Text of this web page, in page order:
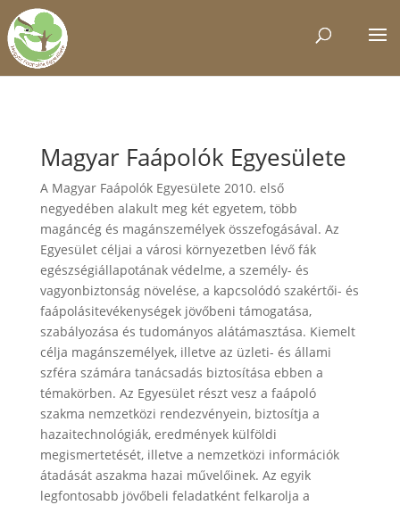
Magyar Faápolók Egyesülete
A Magyar Faápolók Egyesülete 2010. első
negyedében alakult meg két egyetem, több
magáncég és magánszemélyek összefogásával. Az
Egyesület céljai a városi környezetben lévő fák
egészségiállapotának védelme, a személy- és
vagyonbiztonság növelése, a kapcsolódó szakértői- és
faápolásitevékenységek jövőbeni támogatása,
szabályozása és tudományos alátámasztása. Kiemelt
célja magánszemélyek, illetve az üzleti- és állami
szféra számára tanácsadás biztosítása ebben a
témakörben. Az Egyesület részt vesz a faápoló
szakma nemzetközi rendezvényein, biztosítja a
hazaitechnológiák, eredmények külföldi
megismertetését, illetve a nemzetközi információk
átadását aszakma hazai művelőinek. Az egyik
legfontosabb jövőbeli feladatként felkarolja a